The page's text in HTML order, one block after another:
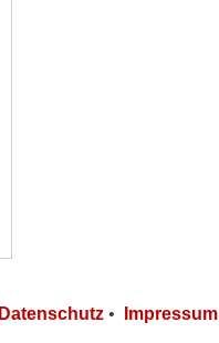
Datenschutz• Impressum